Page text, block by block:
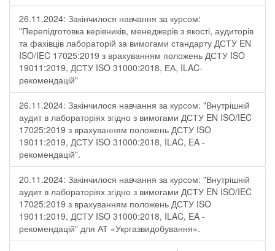
26.11.2024: Закінчилося навчання за курсом:
"Перепідготовка керівників, менеджерів з якості, аудиторів
та фахівців лабораторій за вимогами стандарту ДСТУ EN
ISO/IEC 17025:2019 з врахуванням положень ДСТУ ISO
19011:2019, ДСТУ ISO 31000:2018, ЕА, ILAC-
рекомендацій"
26.11.2024: Закінчилося навчання за курсом: "Внутрішній
аудит в лабораторіях згідно з вимогами ДСТУ EN ISO/IEC
17025:2019 з врахуванням положень ДСТУ ISO
19011:2019, ДСТУ ISO 31000:2018, ILAC, EA -
рекомендацій".
20.11.2024: Закінчилося навчання за курсом: "Внутрішній
аудит в лабораторіях згідно з вимогами ДСТУ EN ISO/IEC
17025:2019 з врахуванням положень ДСТУ ISO
19011:2019, ДСТУ ISO 31000:2018, ILAC, EA -
рекомендацій" для АТ «Укргазвидобування».